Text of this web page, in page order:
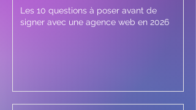
Les 10 questions à poser avant de
signer avec une agence web en 2026